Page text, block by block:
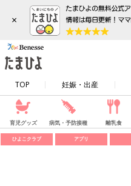
×
TOP 妊娠・出産
育児グッズ 病気・予防接種 離乳食
ひよこクラブ アプリ